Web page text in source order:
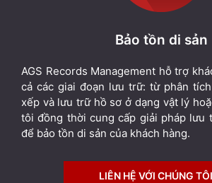
Bảo tồn di sản
AGS Records Management hỗ trợ
cả các giai đoạn lưu trữ: từ phân
xếp và lưu trữ hồ sơ ở dạng vật lý
tôi đồng thời cung cấp giải pháp lưu
để bảo tồn di sản của khách hàng.
LIÊN HỆ VỚI CHÚNG TÔI